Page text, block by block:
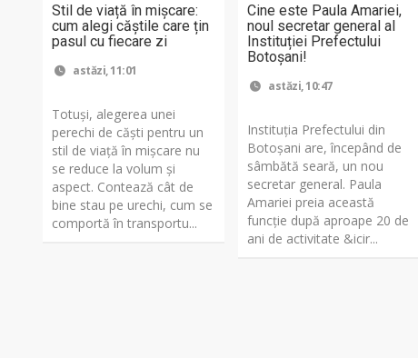
Stil de viață în mișcare:
cum alegi căștile care țin
pasul cu fiecare zi
astăzi, 11:01
Totuși, alegerea unei
perechi de căști pentru un
stil de viață în mișcare nu
se reduce la volum și
aspect. Contează cât de
bine stau pe urechi, cum se
comportă în transportu...
Cine este Paula Amariei,
noul secretar general al
Instituției Prefectului
Botoșani!
astăzi, 10:47
Instituția Prefectului din
Botoșani are, începând de
sâmbătă seară, un nou
secretar general. Paula
Amariei preia această
funcție după aproape 20 de
ani de activitate &icir...